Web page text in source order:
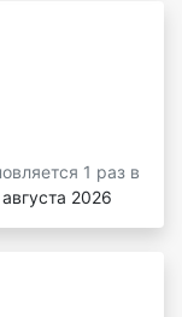
1 раз в
2026